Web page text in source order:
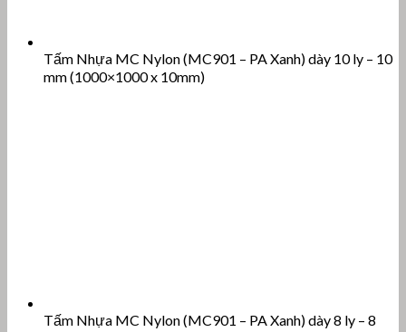
Tấm Nhựa MC Nylon (MC901 – PA Xanh) dày 10 ly – 10
mm (1000×1000 x 10mm)
Tấm Nhựa MC Nylon (MC901 – PA Xanh) dày 8 ly – 8